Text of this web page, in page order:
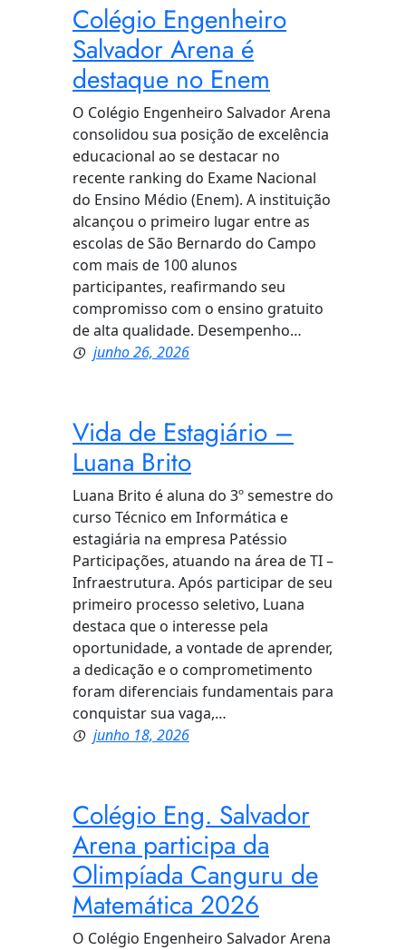
Colégio Engenheiro
Salvador Arena é
destaque no Enem
O Colégio Engenheiro Salvador Arena
consolidou sua posição de excelência
educacional ao se destacar no
recente ranking do Exame Nacional
do Ensino Médio (Enem). A instituição
alcançou o primeiro lugar entre as
escolas de São Bernardo do Campo
com mais de 100 alunos
participantes, reafirmando seu
compromisso com o ensino gratuito
de alta qualidade. Desempenho…
junho 26, 2026
Vida de Estagiário –
Luana Brito
Luana Brito é aluna do 3º semestre do
curso Técnico em Informática e
estagiária na empresa Patéssio
Participações, atuando na área de TI –
Infraestrutura. Após participar de seu
primeiro processo seletivo, Luana
destaca que o interesse pela
oportunidade, a vontade de aprender,
a dedicação e o comprometimento
foram diferenciais fundamentais para
conquistar sua vaga,…
junho 18, 2026
Colégio Eng. Salvador
Arena participa da
Olimpíada Canguru de
Matemática 2026
O Colégio Engenheiro Salvador Arena